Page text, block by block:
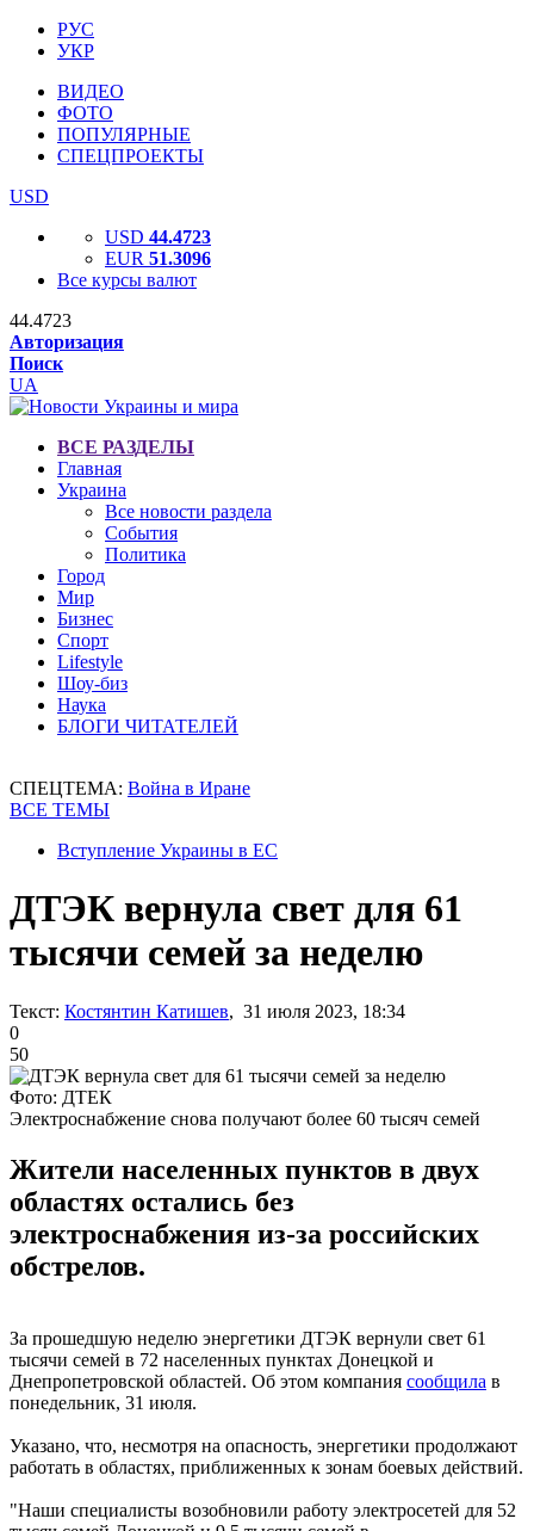
РУС
УКР
ВИДЕО
ФОТО
ПОПУЛЯРНЫЕ
СПЕЦПРОЕКТЫ
USD
USD 44.4723
EUR 51.3096
Все курсы валют
44.4723
Авторизация
Поиск
UA
ВСЕ РАЗДЕЛЫ
Главная
Украина
Все новости раздела
События
Политика
Город
Мир
Бизнес
Спорт
Lifestyle
Шоу-биз
Наука
БЛОГИ ЧИТАТЕЛЕЙ
СПЕЦТЕМА: Война в Иране
ВСЕ ТЕМЫ
Вступление Украины в ЕС
ДТЭК вернула свет для 61
тысячи семей за неделю
Текст: Костянтин Катишев, 31 июля 2023, 18:34
0
50
Фото: ДТЕК
Электроснабжение снова получают более 60 тысяч семей
Жители населенных пунктов в двух
областях остались без
электроснабжения из-за российских
обстрелов.
За прошедшую неделю энергетики ДТЭК вернули свет 61
тысячи семей в 72 населенных пунктах Донецкой и
Днепропетровской областей. Об этом компания сообщила в
понедельник, 31 июля.
Указано, что, несмотря на опасность, энергетики продолжают
работать в областях, приближенных к зонам боевых действий.
"Наши специалисты возобновили работу электросетей для 52